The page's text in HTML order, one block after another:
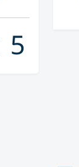
5